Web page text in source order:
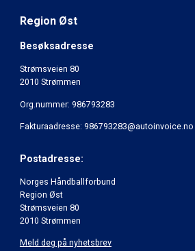
Region Øst
Besøksadresse
Strømsveien 80
2010 Strømmen
Org.nummer: 986793283
Fakturaadresse: 986793283@autoinvoice.no
Postadresse:
Norges Håndballforbund
Region Øst
Strømsveien 80
2010 Strømmen
Meld deg på nyhetsbrev